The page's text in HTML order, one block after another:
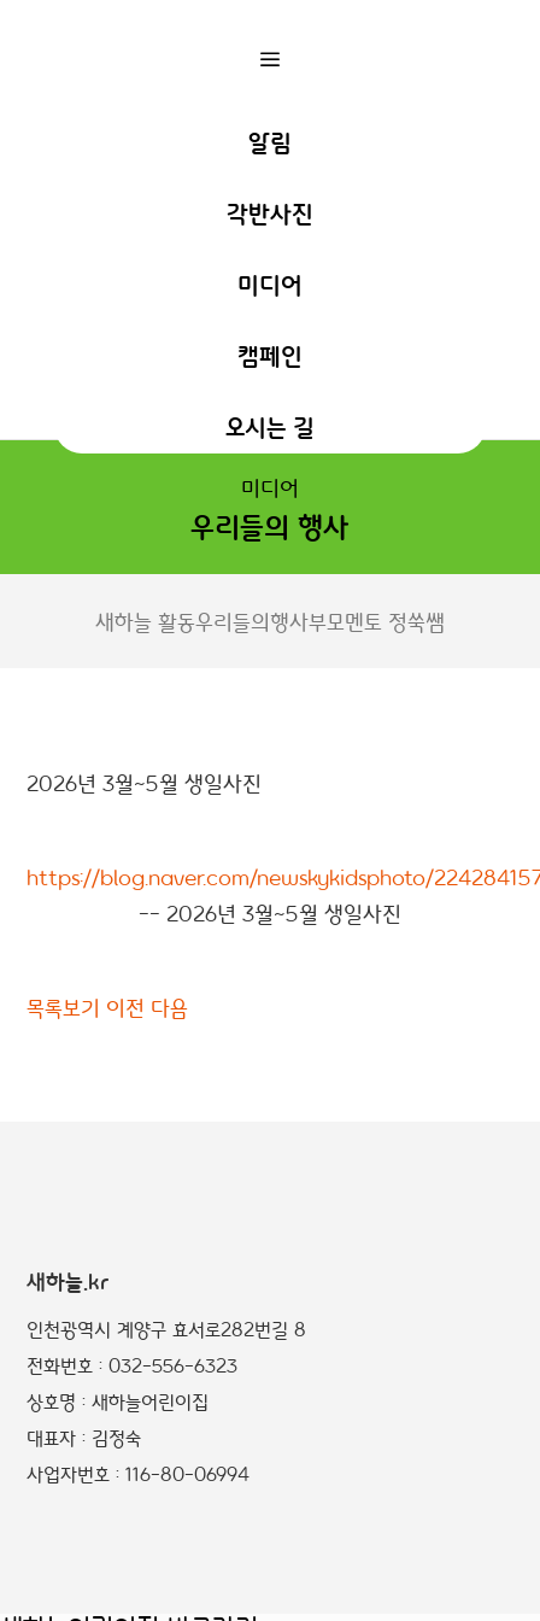
a
알림
각반사진
미디어
캠페인
오시는 길
미디어
우리들의 행사
새하늘 활동우리들의행사부모멘토 정쑥쌤
2026년 3월~5월 생일사진
https://blog.naver.com/newskykidsphoto/
-- 2026년 3월~5월 생일사진
목록보기 이전 다음
새하늘.kr
인천광역시 계양구 효서로282번길 8
전화번호 : 032-556-6323
상호명 : 새하늘어린이집
대표자 : 김정숙
사업자번호 : 116-80-06994